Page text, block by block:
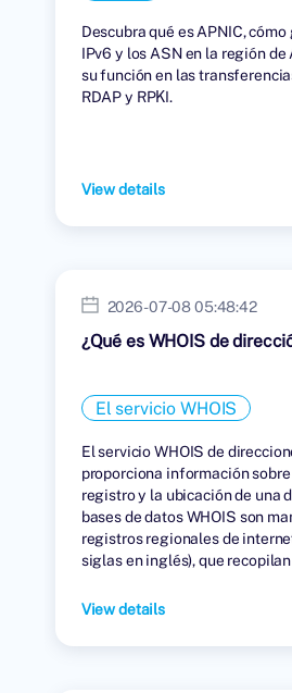
Descubra qué es APNIC,
IPv6 y los ASN en la región
su función en las
RDAP y RPKI.
View details
2026-07-08 05:48:42
¿Qué es WHOIS de
El servicio WHOIS
El servicio WHOIS de
proporciona información
registro y la ubicación de una
bases de datos WHOIS son
registros regionales de
siglas en inglés), que
que se les han asignado
View details